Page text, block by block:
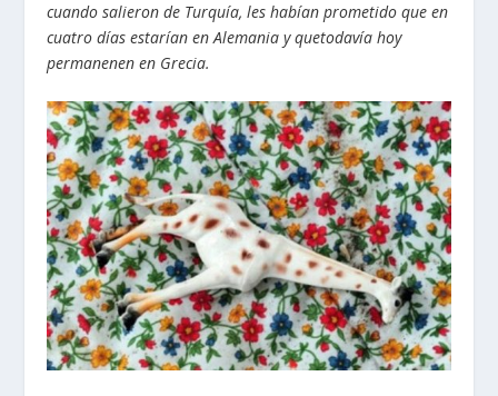
cuando salieron de Turquía, les habían prometido que en
cuatro días estarían en Alemania y quetodavía hoy
permanenen en Grecia.